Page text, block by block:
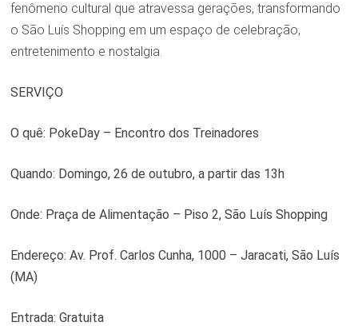
fenômeno cultural que atravessa gerações, transformando
o São Luís Shopping em um espaço de celebração,
entretenimento e nostalgia.
SERVIÇO
O quê: PokeDay – Encontro dos Treinadores
Quando: Domingo, 26 de outubro, a partir das 13h
Onde: Praça de Alimentação – Piso 2, São Luís Shopping
Endereço: Av. Prof. Carlos Cunha, 1000 – Jaracati, São Luís
(MA)
Entrada: Gratuita